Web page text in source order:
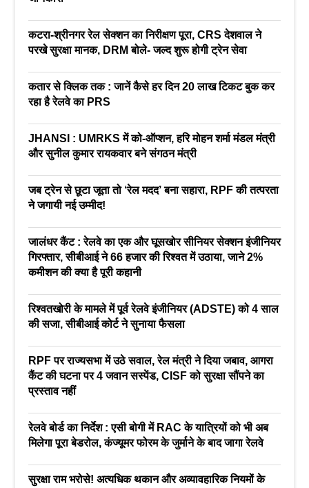
कटरा-श्रीनगर रेल सेक्शन का निरीक्षण पूरा, CRS देशवाल ने
परखे सुरक्षा मानक, DRM बोले- जल्द शुरू होगी ट्रेन सेवा
कतार से क्लिक तक : जानें कैसे हर दिन 20 लाख टिकट बुक कर
रहा है रेलवे का PRS
JHANSI : UMRKS में को-ऑप्शन, हरि मोहन शर्मा मंडल मंत्री
और सुनील कुमार रायकवार बने संगठन मंत्री
जब ट्रेन से छूटा जूता तो ‘रेल मदद’ बना सहारा, RPF की तत्परता
ने जगायी नई उम्मीद!
जालंधर कैंट : रेलवे का एक और घूसखोर सीनियर सेक्शन इंजीनियर
गिरफ्तार, सीबीआई ने 66 हजार की रिश्वत में उठाया, जाने 2%
कमीशन की क्या है पूरी कहानी
रिश्वतखोरी के मामले में पूर्व रेलवे इंजीनियर (ADSTE) को 4 साल
की सजा, सीबीआई कोर्ट ने सुनाया फैसला
RPF पर राज्यसभा में उठे सवाल, रेल मंत्री ने दिया जबाव, आगरा
कैंट की घटना पर 4 जवान सस्पेंड, CISF को सुरक्षा सौंपने का
प्रस्ताव नहीं
रेलवे बोर्ड का निर्देश : एसी बोगी में RAC के यात्रियों को भी अब
मिलेगा पूरा बेडरोल, कंज्यूमर फोरम के जुर्माने के बाद जागा रेलवे
सुरक्षा राम भरोसे! अत्यधिक थकान और अव्यावहारिक नियमों के